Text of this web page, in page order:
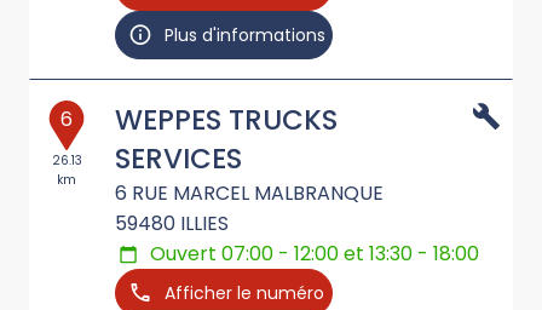
Plus d'informations
6
26.13
km
WEPPES TRUCKS
SERVICES
6 RUE MARCEL MALBRANQUE
59480 ILLIES
Ouvert 07:00 - 12:00 et 13:30 - 18:00
Afficher le numéro